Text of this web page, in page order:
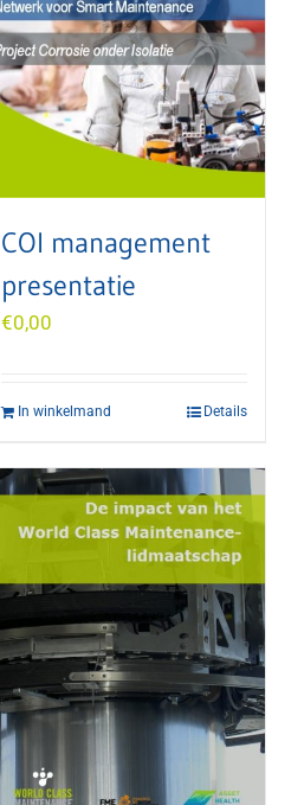
COI management
presentatie
€0,00
In winkelmand Details